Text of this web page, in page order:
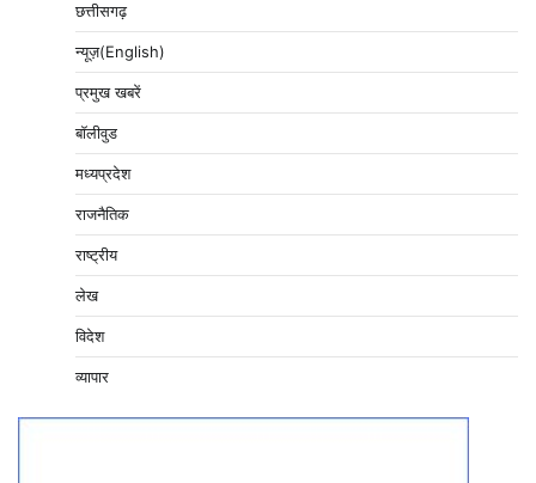
छत्तीसगढ़
न्यूज़(English)
प्रमुख खबरें
बॉलीवुड
मध्यप्रदेश
राजनैतिक
राष्ट्रीय
लेख
विदेश
व्यापार